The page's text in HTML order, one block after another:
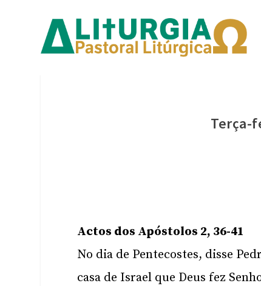
Terça-
Actos dos Apóstolos 2, 36-41
No dia de Pentecostes, disse
casa de Israel que Deus fez